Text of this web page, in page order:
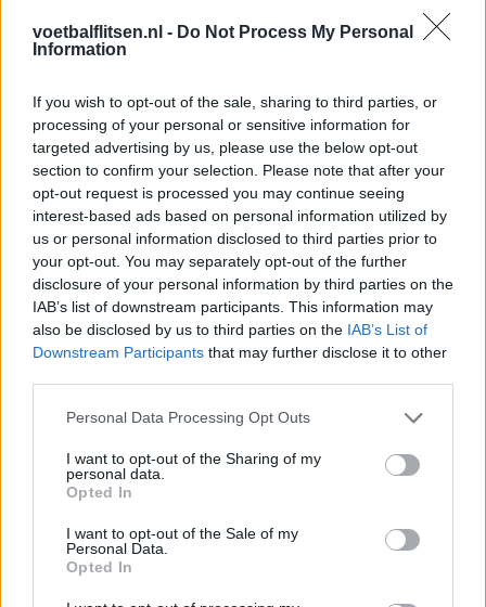
voetbalflitsen.nl - Do Not Process My Personal
Information
If you wish to opt-out of the sale, sharing to third parties, or
processing of your personal or sensitive information for
targeted advertising by us, please use the below opt-out
section to confirm your selection. Please note that after your
opt-out request is processed you may continue seeing
interest-based ads based on personal information utilized by
us or personal information disclosed to third parties prior to
your opt-out. You may separately opt-out of the further
disclosure of your personal information by third parties on the
IAB’s list of downstream participants. This information may
also be disclosed by us to third parties on the IAB’s List of
Downstream Participants that may further disclose it to other
Personal Data Processing Opt Outs
I want to opt-out of the Sharing of my
personal data.
Opted In
I want to opt-out of the Sale of my
Personal Data.
Opted In
Hakim Ziyech verhuurt opnieuw luxe
Marcos Leonardo laat eerste indruk achter bij
Ajax: 'Hier gaan fans van genieten'
Resterend oefenprogramma Ajax: waar zijn de
duels te zien
Ajax groeit onder Míchel, maar transfermarkt
blijft cruciaal
Ajax-talent Mohamed Abdalla schrijft Europese
Shane Kluivert krijgt kans van Flick en begint in
de basis bij FC Barcelona
Ouazane met Lionel Messi